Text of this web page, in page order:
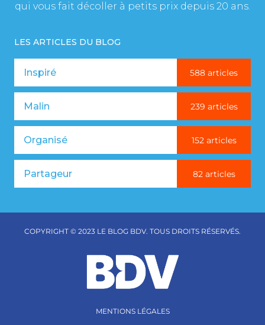
qui vous fait décoller à petits prix depuis 20 ans.
LES ARTICLES DU BLOG
Inspiré 588 articles
Malin 239 articles
Organisé 152 articles
Partageur 82 articles
COPYRIGHT © 2023 LE BLOG BDV. TOUS DROITS RÉSERVÉS.
MENTIONS LÉGALES